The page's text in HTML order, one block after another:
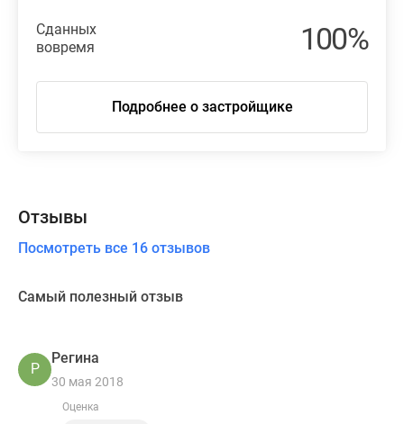
Сданных
вовремя
100%
Подробнее о застройщике
Отзывы
Посмотреть все 16 отзывов
Самый полезный отзыв
Р
Регина
30 мая 2018
Оценка